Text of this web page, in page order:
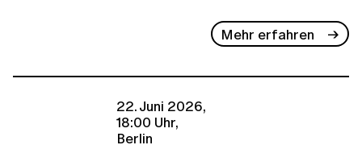
Mehr erfahren
22. Juni 2026,
18:00 Uhr,
Berlin